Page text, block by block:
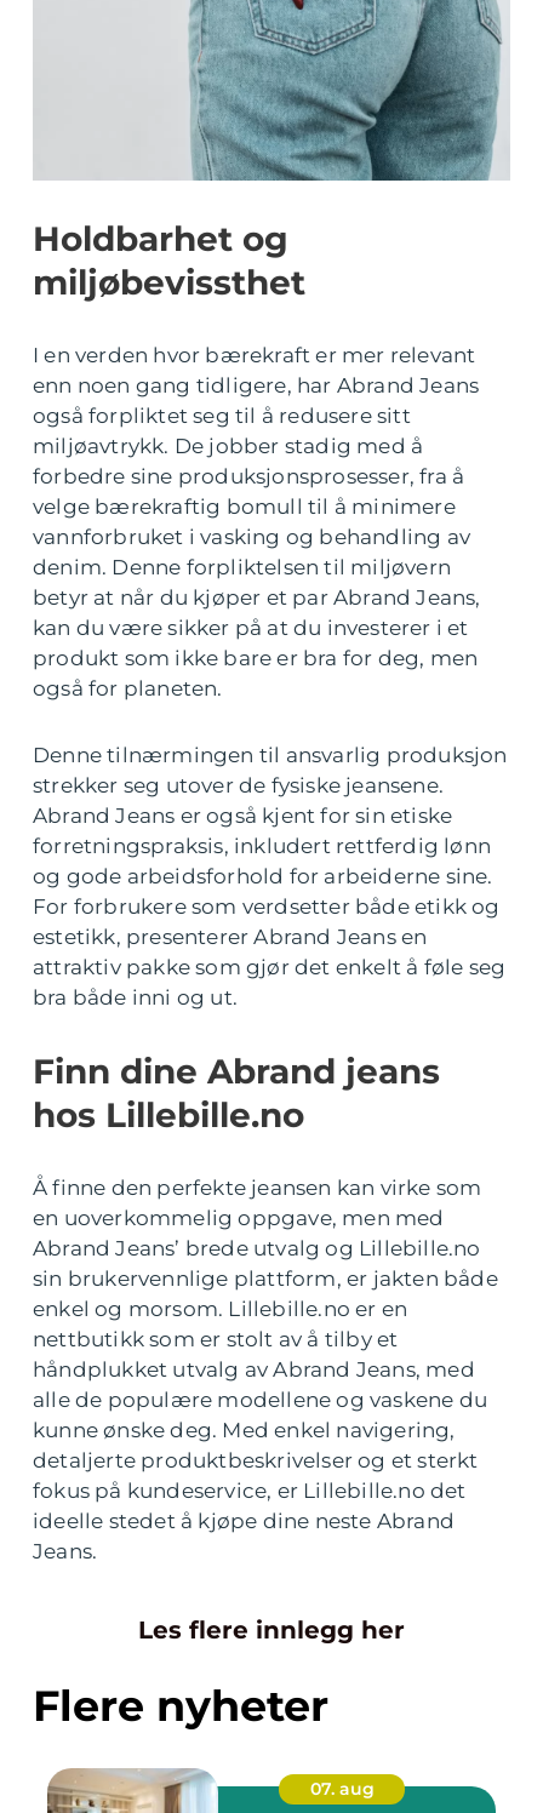
Holdbarhet og
miljøbevissthet
I en verden hvor bærekraft er mer relevant
enn noen gang tidligere, har Abrand Jeans
også forpliktet seg til å redusere sitt
miljøavtrykk. De jobber stadig med å
forbedre sine produksjonsprosesser, fra å
velge bærekraftig bomull til å minimere
vannforbruket i vasking og behandling av
denim. Denne forpliktelsen til miljøvern
betyr at når du kjøper et par Abrand Jeans,
kan du være sikker på at du investerer i et
produkt som ikke bare er bra for deg, men
også for planeten.
Denne tilnærmingen til ansvarlig produksjon
strekker seg utover de fysiske jeansene.
Abrand Jeans er også kjent for sin etiske
forretningspraksis, inkludert rettferdig lønn
og gode arbeidsforhold for arbeiderne sine.
For forbrukere som verdsetter både etikk og
estetikk, presenterer Abrand Jeans en
attraktiv pakke som gjør det enkelt å føle seg
bra både inni og ut.
Finn dine Abrand jeans
hos Lillebille.no
Å finne den perfekte jeansen kan virke som
en uoverkommelig oppgave, men med
Abrand Jeans’ brede utvalg og Lillebille.no
sin brukervennlige plattform, er jakten både
enkel og morsom. Lillebille.no er en
nettbutikk som er stolt av å tilby et
håndplukket utvalg av Abrand Jeans, med
alle de populære modellene og vaskene du
kunne ønske deg. Med enkel navigering,
detaljerte produktbeskrivelser og et sterkt
fokus på kundeservice, er Lillebille.no det
ideelle stedet å kjøpe dine neste Abrand
Jeans.
Les flere innlegg her
Flere nyheter
07. aug